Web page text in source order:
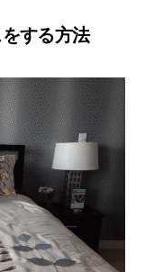
する方法